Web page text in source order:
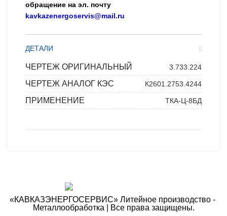
обращение на эл. почту
kavkazenergoservis@mail.ru
ДЕТАЛИ
ЧЕРТЕЖ ОРИГИНАЛЬНЫЙ 3.733.224
ЧЕРТЕЖ АНАЛОГ КЭС К2601.2753.4244
ПРИМЕНЕНИЕ ТКА-Ц-8БД
«КАВКАЗЭНЕРГОСЕРВИС» ​Литейное производство - ​
Металлообработка | Все права защищены.